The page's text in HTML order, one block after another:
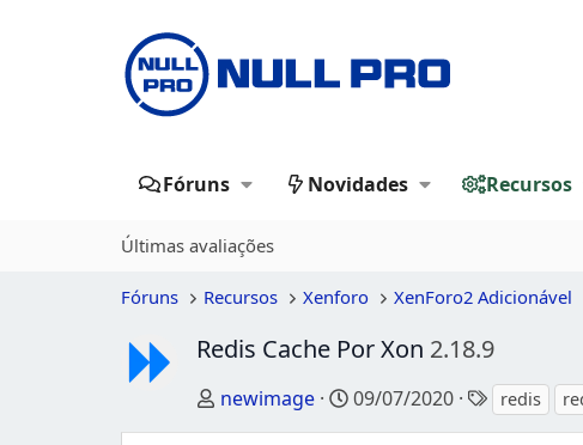
Fóruns Novidades Recursos
Últimas avaliações
Fóruns Recursos Xenforo XenForo2 Adicionável
Redis Cache Por Xon 2.18.9
Autor
newimage Data de criação
09/07/2020 Tags
redis